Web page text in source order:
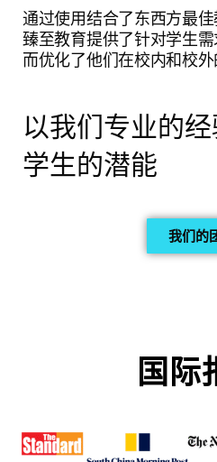
通过使用结合了东西方最佳
臻至教育提供了针对学生
而优化了他们在校内和校外
以我们专业的
学生的潜能
我们的
国际